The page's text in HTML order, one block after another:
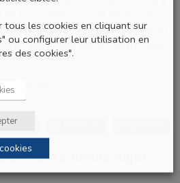
du bien-être de la personne et
des Droits de la Famille, Saint-
Yvelines
TWITTER
sur le même sujet :
tous les cookies en cliquant sur
ou configurer leur utilisation en
des cookies".